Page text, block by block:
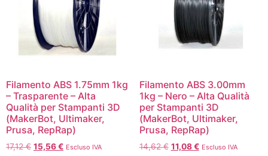
Filamento ABS 1.75mm 1kg
– Trasparente – Alta
Qualità per Stampanti 3D
(MakerBot, Ultimaker,
Prusa, RepRap)
17,12€ 15,56€ Escluso IVA
Filamento ABS 3.00mm
1kg – Nero – Alta Qualità
per Stampanti 3D
(MakerBot, Ultimaker,
Prusa, RepRap)
14,62€ 11,08€ Escluso IVA